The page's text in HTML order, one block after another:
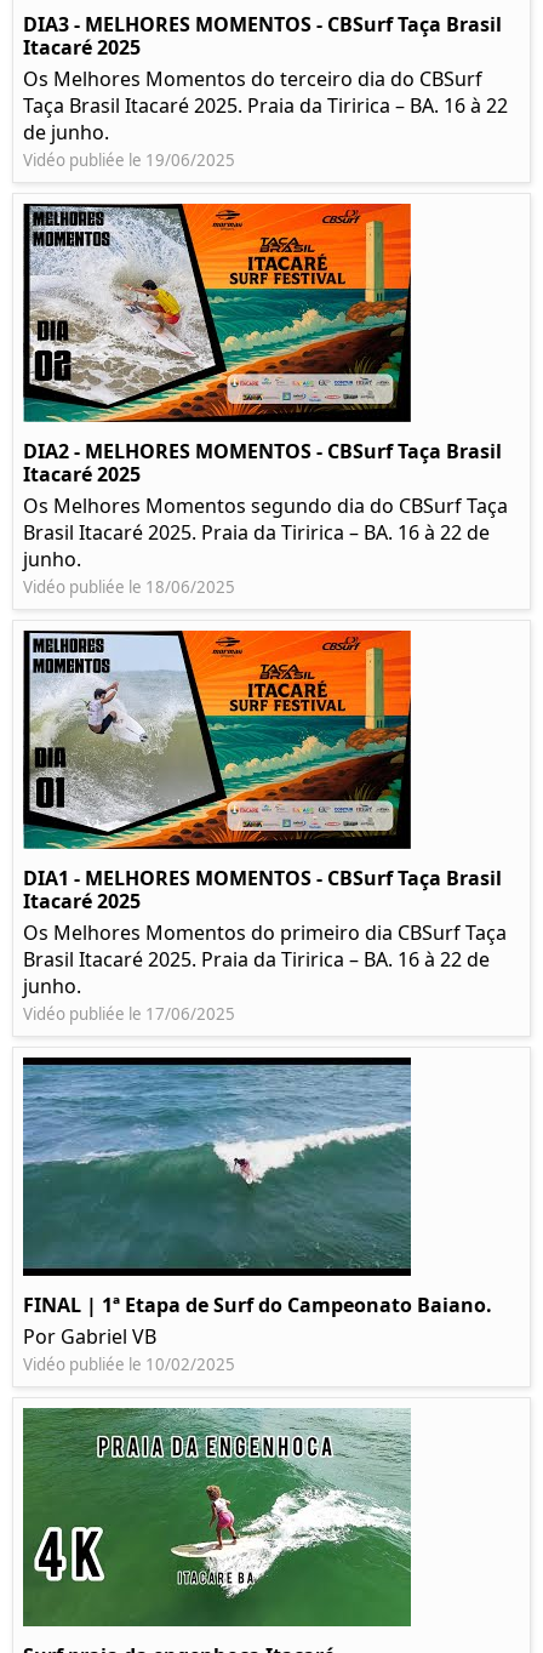
DIA3 - MELHORES MOMENTOS - CBSurf Taça Brasil
Itacaré 2025
Os Melhores Momentos do terceiro dia do CBSurf
Taça Brasil Itacaré 2025. Praia da Tiririca – BA. 16 à 22
de junho.
Vidéo publiée le 19/06/2025
DIA2 - MELHORES MOMENTOS - CBSurf Taça Brasil
Itacaré 2025
Os Melhores Momentos segundo dia do CBSurf Taça
Brasil Itacaré 2025. Praia da Tiririca – BA. 16 à 22 de
junho.
Vidéo publiée le 18/06/2025
DIA1 - MELHORES MOMENTOS - CBSurf Taça Brasil
Itacaré 2025
Os Melhores Momentos do primeiro dia CBSurf Taça
Brasil Itacaré 2025. Praia da Tiririca – BA. 16 à 22 de
junho.
Vidéo publiée le 17/06/2025
FINAL | 1ª Etapa de Surf do Campeonato Baiano.
Por Gabriel VB
Vidéo publiée le 10/02/2025